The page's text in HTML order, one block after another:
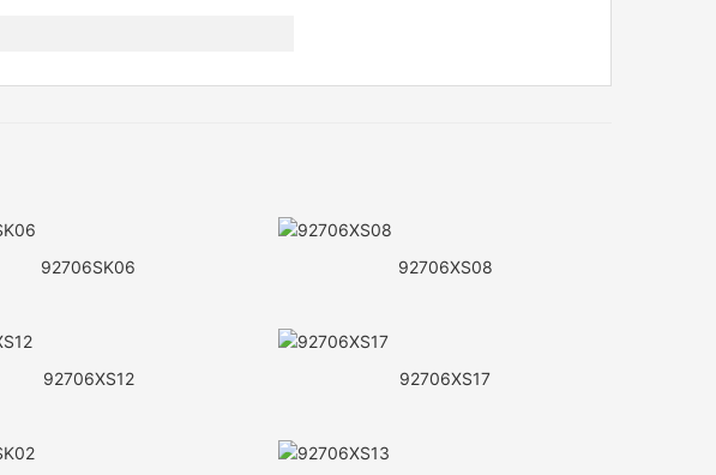
92706SK06 92706XS08
92706XS12 92706XS17